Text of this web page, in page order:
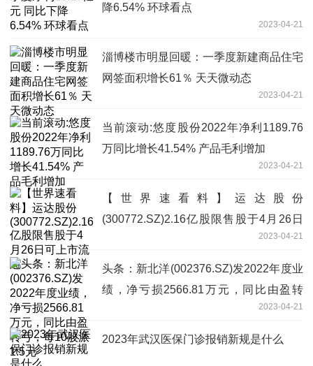
降6.54% 环球看点
2023-04-21
淄博楼市明显回暖：一季度新建商品住宅
网签面积增长61％ 天天微动态
2023-04-21
当前滚动:悠度股份2022年净利1189.76
万同比增长41.54% 产品毛利增加
2023-04-21
【世界速看料】运达股份
(300772.SZ)2.16亿股限售股于4月26日
2023-04-21
头条：新北洋(002376.SZ)发2022年度业
绩，净亏损2566.81万元，同比由盈转
2023-04-21
2023年武汉医保门诊报销新规是什么